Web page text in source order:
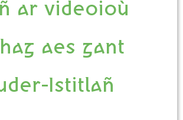
ar videoioù
aes gant
Istitlañ